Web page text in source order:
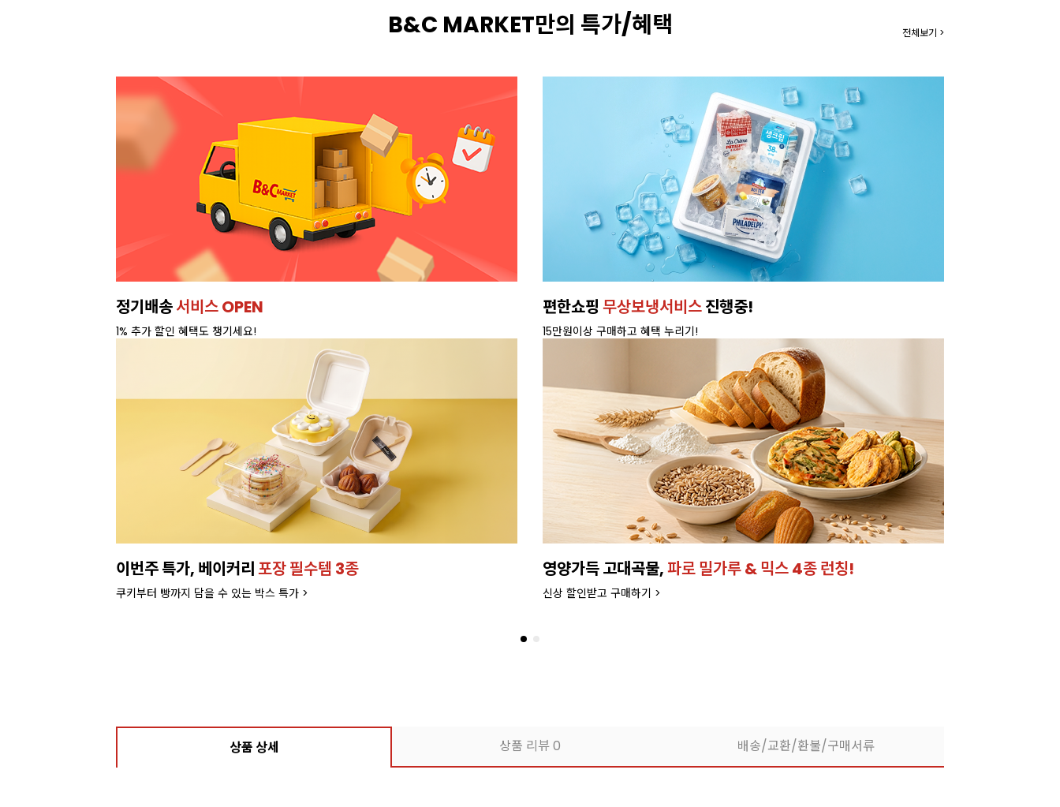
B&C MARKET만의 특가/혜택 전체보기 >
정기배송서비스 OPEN
1% 추가 할인 혜택도 챙기세요!
편한쇼핑 무상보냉서비스진행중!
15만원이상 구매하고 혜택 누리기!
이번주 특가, 베이커리포장 필수템 3종
쿠키부터 빵까지 담을 수 있는 박스 특가 >
영양가득 고대곡물,파로 밀가루 & 믹스 4종 런칭!
신상 할인받고 구매하기 >
상품 상세 상품 리뷰0 배송/교환/환불/구매서류